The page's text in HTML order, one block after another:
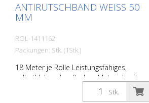
ANTIRUTSCHBAND WEISS 50 M
M
ROL-1411162
Packungen: Stk. (1Stk.)
18 Meter je Rolle Leistungsfähiges,
selbstklebendes, flaches Material, mit
höchster Griffigkeit und exzellenter
Formanpassung. Ideal zur Verlegung auf
Stk.